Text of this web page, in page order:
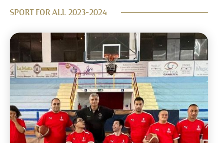
SPORT FOR ALL 2023-2024